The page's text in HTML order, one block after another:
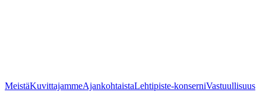
MeistäKuvittajammeAjankohtaistaLehtipiste-konserniVastuullisuus